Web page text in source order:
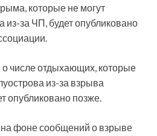
которые не могут
из-за ЧП, будет опубликовано
числе отдыхающих, которые
из-за взрыва
опубликовано позже.
на фоне сообщений о взрыве